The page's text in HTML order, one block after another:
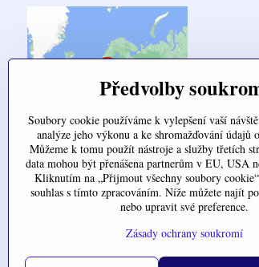
Objednávky
Předvolby
Soubory cookie používáme k vylepšení vaší
analýze jeho výkonu a ke shromažďování údajů
Můžeme k tomu použít nástroje a služby třetích
data mohou být přenášena partnerům v EU, USA
Kliknutím na „Přijmout všechny soubory
souhlas s tímto zpracováním. Níže můžete najít
nebo upravit své preference.
Zásady ochrany soukromí